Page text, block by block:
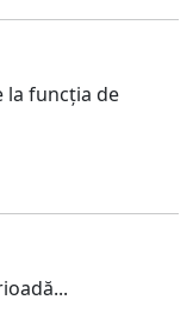
la funcția de